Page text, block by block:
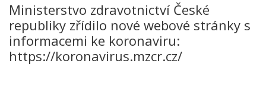
Ministerstvo zdravotnictví České
republiky zřídilo nové webové stránky s
informacemi ke koronaviru:
https://koronavirus.mzcr.cz/